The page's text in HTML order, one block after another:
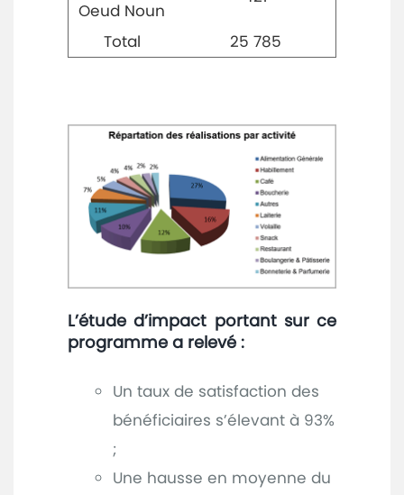
Oeud Noun
Total 25 785
L’étude d’impact portant sur ce
programme a relevé :
Un taux de satisfaction des
bénéficiaires s’élevant à 93%
;
Une hausse en moyenne du